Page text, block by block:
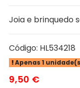
Joia e brinquedo
Código: HL534218
Apenas 1
9,50 €